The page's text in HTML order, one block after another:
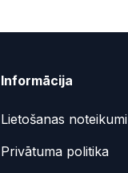
Informācija
Lietošanas noteikumi
Privātuma politika